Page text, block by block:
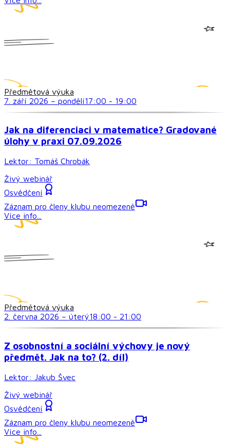
Předmětová výuka
7. září 2026 – pondělí17:00 - 19:00
Jak na diferenciaci v matematice? Gradované
úlohy v praxi 07.09.2026
Lektor: Tomáš Chrobák
Živý webinář
Osvědčení
Záznam pro členy klubu neomezeně
Více info...
Předmětová výuka
2. června 2026 – úterý18:00 - 21:00
Z osobnostní a sociální výchovy je nový
předmět. Jak na to? (2. díl)
Lektor: Jakub Švec
Živý webinář
Osvědčení
Záznam pro členy klubu neomezeně
Více info...